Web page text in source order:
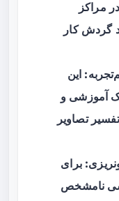
مراکز
گردش کار
این
آموزشی و
تصاویر
برای
نامشخص